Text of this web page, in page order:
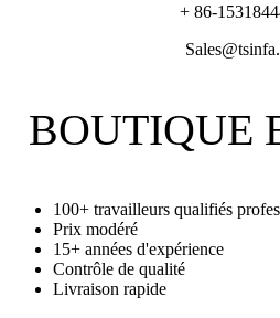
+ 86-
BOUTIQUE
100+ travailleurs qualifiés
Prix modéré
15+ années d'expérience
Contrôle de qualité
Livraison rapide